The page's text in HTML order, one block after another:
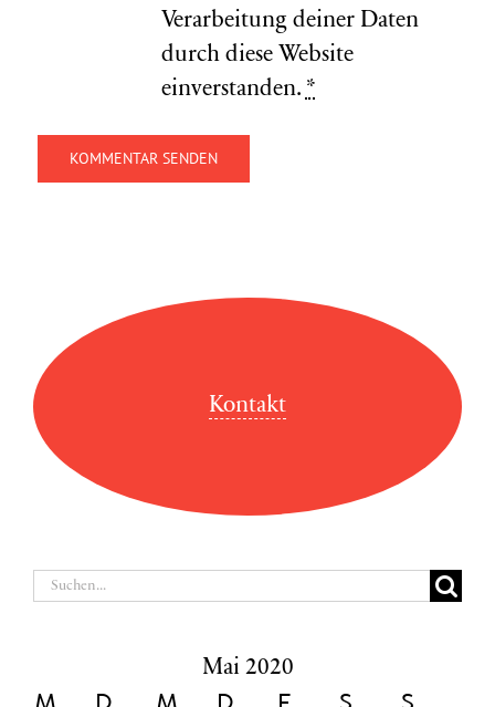
Verarbeitung deiner Daten
durch diese Website
einverstanden. *
Kontakt
Suche
Mai 2020